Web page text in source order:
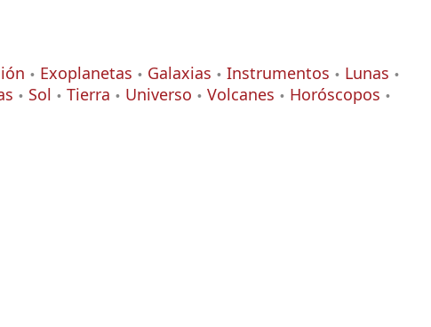
Exoplanetas Galaxias Instrumentos
Lunas
Sol Tierra Universo Volcanes
Horóscopos